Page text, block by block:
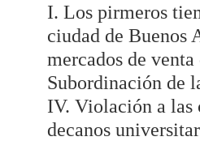
I. Los pirmeros
ciudad de Buenos
mercados de
Subordinación de
IV. Violación a las
decanos